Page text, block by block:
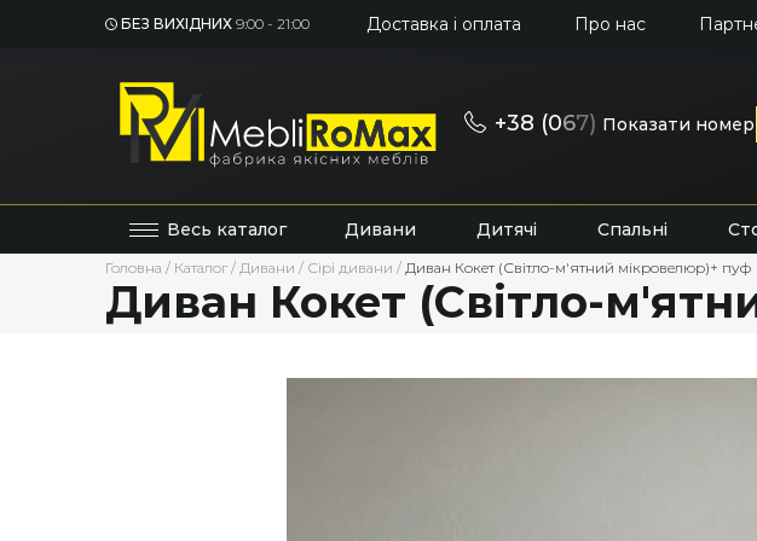
БЕЗ ВИХІДНИХ 9:00 - 21:00 Доставка і оплата Про нас
+38 (067) Показати номер
Весь каталог Дивани Дитячі Спальні
Головна / Каталог / Дивани / Сірі дивани / Диван Кокет (Світло-м'ятний мікровелюр)+ пуф
Диван Кокет (Світло-